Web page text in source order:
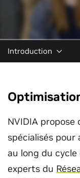
Introduction
NVIDIA propose
spécialisés
au long du cycle
experts du